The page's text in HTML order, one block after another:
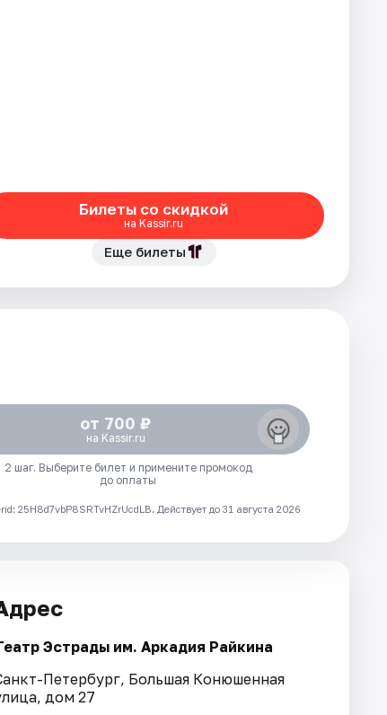
Билеты со скидкой
на Kassir.ru
Еще билеты
от 700 ₽
на Kassir.ru
2 шаг. Выберите билет и примените промокод
до оплаты
Действует до 31 августа 2026
Эстрады им. Аркадия Райкина
Петербург, Большая Конюшенная
дом 27